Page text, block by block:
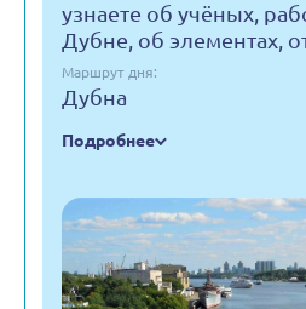
узнаете об учёных,
Дубне, об элементах,
Маршрут дня:
Дубна
Подробнее